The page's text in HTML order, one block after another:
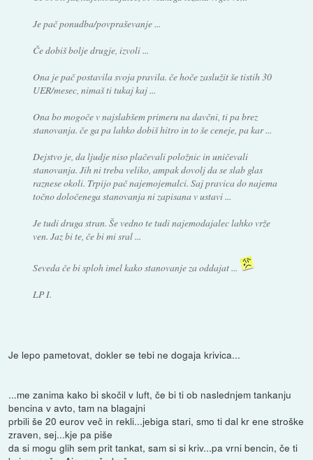
Je pač ponudba/povpraševanje ...
Če dobiš bolje drugje, izvoli ...
Ona je pač postavila svoja pravila. če hoče zaslužit še tistih 30
UER/mesec, nimaš ti tukaj kaj ...
Ona bo mogoče v najslabšem primeru na davčni, ti pa brez
stanovanja. če ga pa lahko dobiš hitro in to še ceneje, pa kar ...
Dejstvo je, da ljudje niso plačevali položnic in uničevali
stanovanja. Jih ni treba veliko, ampak dovolj da se slab glas
raznese okoli. Trpijo pač najemojemalci. Saj pravica do najema
točno določenega stanovanja ni zapisana v ustavi ...
Je tudi druga stran. Še vedno te tudi najemodajalec lahko vrže
ven. Jaz bi te, če bi mi sral ...
Seveda če bi sploh imel kako stanovanje za oddajat ...
LP I.
Je lepo pametovat, dokler se tebi ne dogaja krivica...
...me zanima kako bi skočil v luft, če bi ti ob naslednjem tankanju
bencina v avto, tam na blagajni
prbili še 20 eurov več in rekli...jebiga stari, smo ti dal kr ene stroške
zraven, sej...kje pa piše
da si mogu glih sem prit tankat, sam si si kriv...pa vrni bencin, če ti